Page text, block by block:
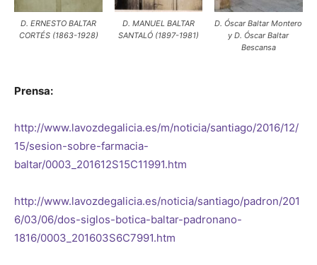
D. ERNESTO BALTAR
CORTÉS (1863-1928)
D. MANUEL BALTAR
SANTALÓ (1897-1981)
D. Óscar Baltar Montero
y D. Óscar Baltar
Bescansa
Prensa:
http://www.lavozdegalicia.es/m/noticia/santiago/2016/12/
15/sesion-sobre-farmacia-
baltar/0003_201612S15C11991.htm
http://www.lavozdegalicia.es/noticia/santiago/padron/201
6/03/06/dos-siglos-botica-baltar-padronano-
1816/0003_201603S6C7991.htm